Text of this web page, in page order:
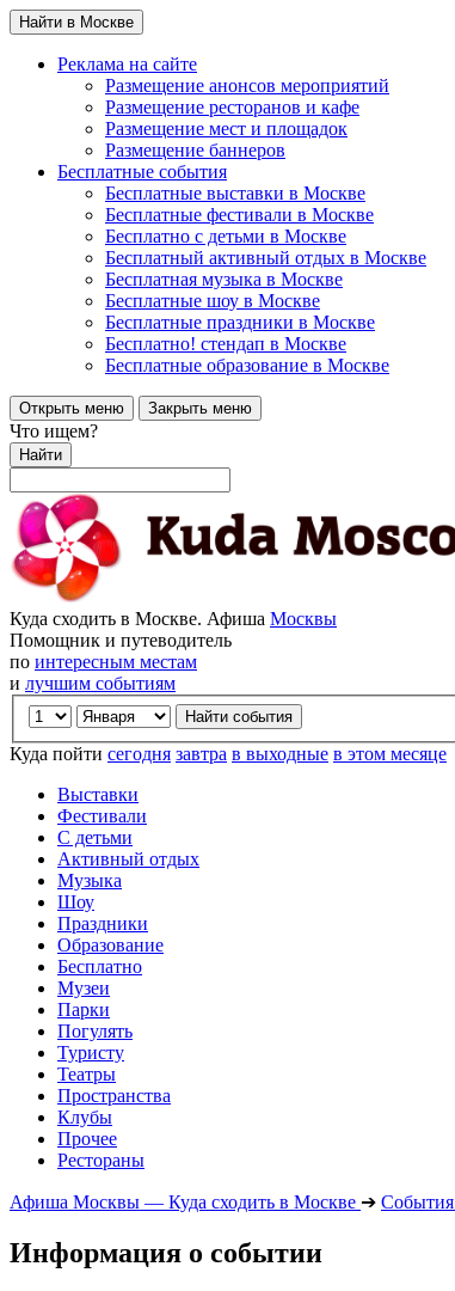
Найти в Москве
Реклама на сайте
Размещение анонсов мероприятий
Размещение ресторанов и кафе
Размещение мест и площадок
Размещение баннеров
Бесплатные события
Бесплатные выставки в Москве
Бесплатные фестивали в Москве
Бесплатно с детьми в Москве
Бесплатный активный отдых в Москве
Бесплатная музыка в Москве
Бесплатные шоу в Москве
Бесплатные праздники в Москве
Бесплатно! стендап в Москве
Бесплатные образование в Москве
Открыть меню Закрыть меню
Что ищем?
Найти
Куда сходить в Москве. Афиша Москвы
Помощник и путеводитель
по интересным местам
и лучшим событиям
Куда пойти сегодня завтра в выходные в этом месяце
Выставки
Фестивали
С детьми
Активный отдых
Музыка
Шоу
Праздники
Образование
Бесплатно
Музеи
Парки
Погулять
Туристу
Театры
Пространства
Клубы
Прочее
Рестораны
Афиша Москвы — Куда сходить в Москве ➔ События
Информация о событии